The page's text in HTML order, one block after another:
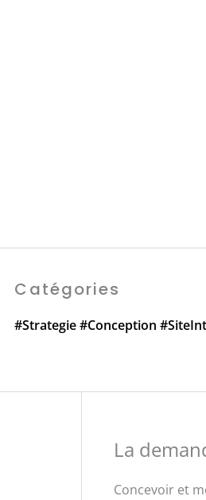
Catégories
#Strategie #Conception
La
Concevoir et